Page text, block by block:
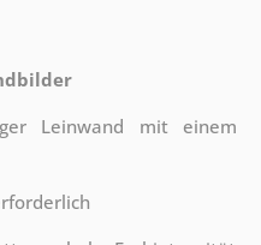
Leinwand mit einem